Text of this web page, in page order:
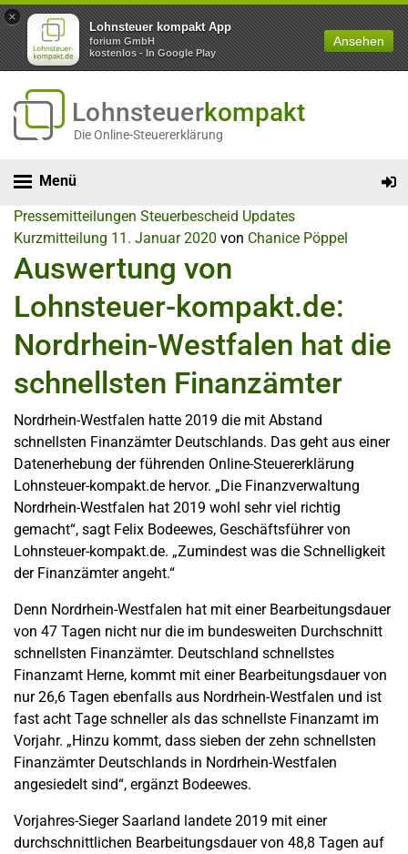
×
Lohnsteuer kompakt App
forium GmbH
kostenlos - In Google Play
Ansehen
Lohnsteuerkompakt
Die Online-Steuererklärung
Menü
Pressemitteilungen Steuerbescheid Updates
Kurzmitteilung 11. Januar 2020 von Chanice Pöppel
Auswertung von
Lohnsteuer-kompakt.de:
Nordrhein-Westfalen hat die
schnellsten Finanzämter
Nordrhein-Westfalen hatte 2019 die mit Abstand
schnellsten Finanzämter Deutschlands. Das geht aus einer
Datenerhebung der führenden Online-Steuererklärung
Lohnsteuer-kompakt.de hervor. „Die Finanzverwaltung
Nordrhein-Westfalen hat 2019 wohl sehr viel richtig
gemacht“, sagt Felix Bodeewes, Geschäftsführer von
Lohnsteuer-kompakt.de. „Zumindest was die Schnelligkeit
der Finanzämter angeht.“
Denn Nordrhein-Westfalen hat mit einer Bearbeitungsdauer
von 47 Tagen nicht nur die im bundesweiten Durchschnitt
schnellsten Finanzämter. Deutschland schnellstes
Finanzamt Herne, kommt mit einer Bearbeitungsdauer von
nur 26,6 Tagen ebenfalls aus Nordrhein-Westfalen und ist
fast acht Tage schneller als das schnellste Finanzamt im
Vorjahr. „Hinzu kommt, dass sieben der zehn schnellsten
Finanzämter Deutschlands in Nordrhein-Westfalen
angesiedelt sind“, ergänzt Bodeewes.
Vorjahres-Sieger Saarland landete 2019 mit einer
durchschnittlichen Bearbeitungsdauer von 48,8 Tagen auf